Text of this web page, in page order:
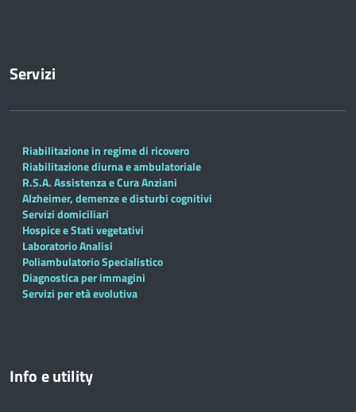
Servizi
Riabilitazione in regime di ricovero
Riabilitazione diurna e ambulatoriale
R.S.A. Assistenza e Cura Anziani
Alzheimer, demenze e disturbi cognitivi
Servizi domiciliari
Hospice e Stati vegetativi
Laboratorio Analisi
Poliambulatorio Specialistico
Diagnostica per immagini
Servizi per età evolutiva
Info e utility